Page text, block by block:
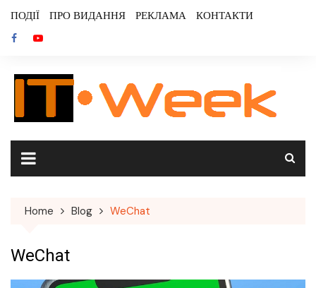
content
ПОДІЇ ПРО ВИДАННЯ РЕКЛАМА КОНТАКТИ
Home Blog WeChat
WeChat